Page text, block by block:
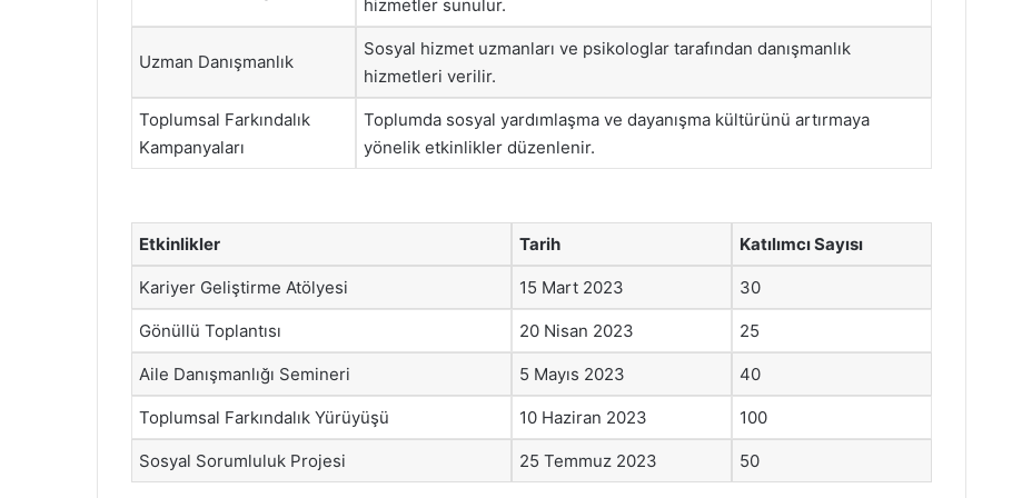
hizmetler sunulur.
Uzman Danışmanlık
Sosyal hizmet uzmanları ve psikologlar tarafından danışmanlık
hizmetleri verilir.
Toplumsal Farkındalık
Kampanyaları
Toplumda sosyal yardımlaşma ve dayanışma kültürünü artırmaya
yönelik etkinlikler düzenlenir.
Etkinlikler Tarih Katılımcı Sayısı
Kariyer Geliştirme Atölyesi 15 Mart 2023 30
Gönüllü Toplantısı 20 Nisan 2023 25
Aile Danışmanlığı Semineri 5 Mayıs 2023 40
Toplumsal Farkındalık Yürüyüşü 10 Haziran 2023 100
Sosyal Sorumluluk Projesi 25 Temmuz 2023 50